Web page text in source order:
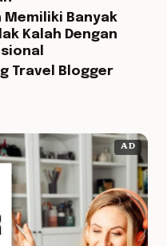
Banyak
Kalah Dengan
Travel Blogger
AD